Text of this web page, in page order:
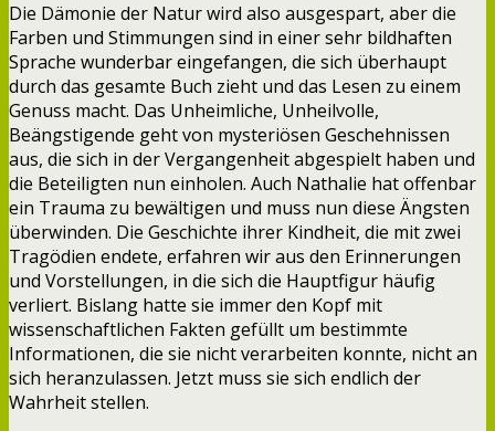
Die Dämonie der Natur wird also ausgespart, aber die
Farben und Stimmungen sind in einer sehr bildhaften
Sprache wunderbar eingefangen, die sich überhaupt
durch das gesamte Buch zieht und das Lesen zu einem
Genuss macht. Das Unheimliche, Unheilvolle,
Beängstigende geht von mysteriösen Geschehnissen
aus, die sich in der Vergangenheit abgespielt haben und
die Beteiligten nun einholen. Auch Nathalie hat offenbar
ein Trauma zu bewältigen und muss nun diese Ängsten
überwinden. Die Geschichte ihrer Kindheit, die mit zwei
Tragödien endete, erfahren wir aus den Erinnerungen
und Vorstellungen, in die sich die Hauptfigur häufig
verliert. Bislang hatte sie immer den Kopf mit
wissenschaftlichen Fakten gefüllt um bestimmte
Informationen, die sie nicht verarbeiten konnte, nicht an
sich heranzulassen. Jetzt muss sie sich endlich der
Wahrheit stellen.